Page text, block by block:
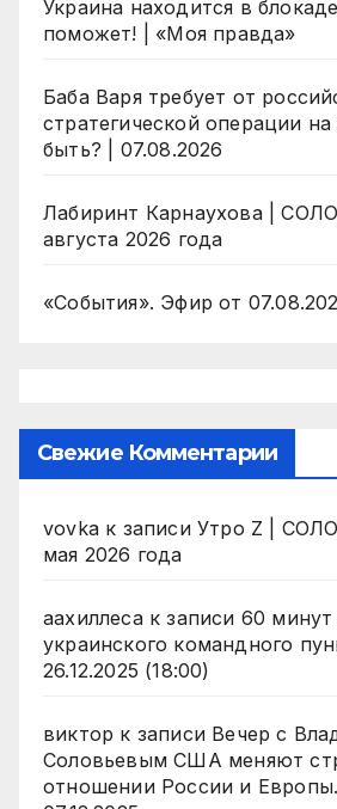
Украина находится в
поможет! | «Моя правда»
Баба Варя требует от
стратегической операции
быть? | 07.08.2026
Лабиринт Карнаухова |
августа 2026 года
«События». Эфир от
Свежие Комментарии
vovka к записи Утро Z |
мая 2026 года
аахиллесак записи 60
украинского командного
26.12.2025 (18:00)
виктор к записи Вечер с
Соловьевым США меняют
отношении России и